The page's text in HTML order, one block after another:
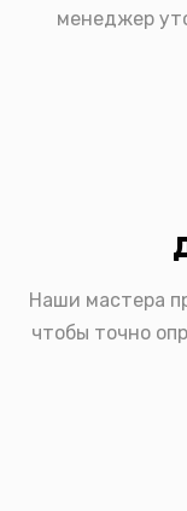
менеджер
Наши мастера
чтобы точно